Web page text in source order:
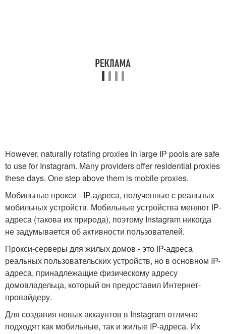
However, naturally rotating proxies in large IP pools are safe
to use for Instagram. Many providers offer residential proxies
these days. One step above them is mobile proxies.
Мобильные прокси - IP-адреса, полученные с реальных
мобильных устройств. Мобильные устройства меняют IP-
адреса (такова их природа), поэтому Instagram никогда
не задумывается об активности пользователей.
Прокси-серверы для жилых домов - это IP-адреса
реальных пользовательских устройств, но в основном IP-
адреса, принадлежащие физическому адресу
домовладельца, который он предоставил Интернет-
провайдеру.
Для создания новых аккаунтов в Instagram отлично
подходят как мобильные, так и жилые IP-адреса. Их